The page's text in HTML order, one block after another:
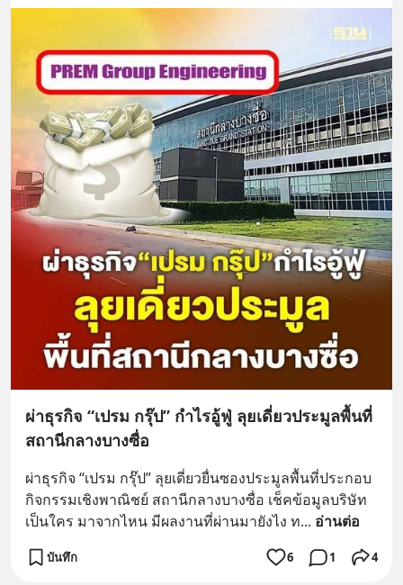
ผ่าธุรกิจ “เปรม กรุ๊ป” กำไรอู้ฟู่ ลุยเดี่ยวประมูลพื้นที่
สถานีกลางบางซื่อ
ผ่าธุรกิจ “เปรม กรุ๊ป” ลุยเดี่ยวยื่นซองประมูลพื้นที่ประกอบ
กิจกรรมเชิงพาณิชย์ สถานีกลางบางซื่อ เช็คข้อมูลบริษัท
เป็นใคร มาจากไหน มีผลงานที่ผ่านมายังไง ท... อ่านต่อ
บันทึก 6 1 4